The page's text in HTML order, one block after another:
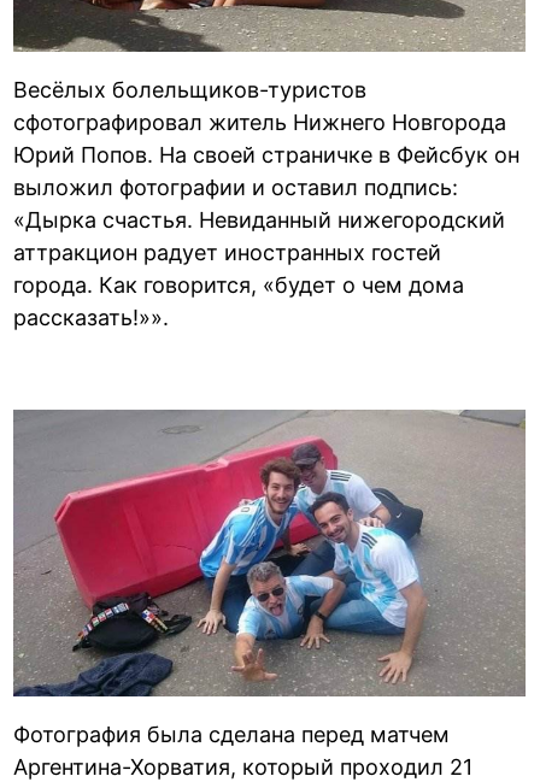
Весёлых болельщиков-туристов
сфотографировал житель Нижнего Новгорода
Юрий Попов. На своей страничке в Фейсбук он
выложил фотографии и оставил подпись:
«Дырка счастья. Невиданный нижегородский
аттракцион радует иностранных гостей
города. Как говорится, «будет о чем дома
рассказать!»».
Фотография была сделана перед матчем
Аргентина-Хорватия, который проходил 21